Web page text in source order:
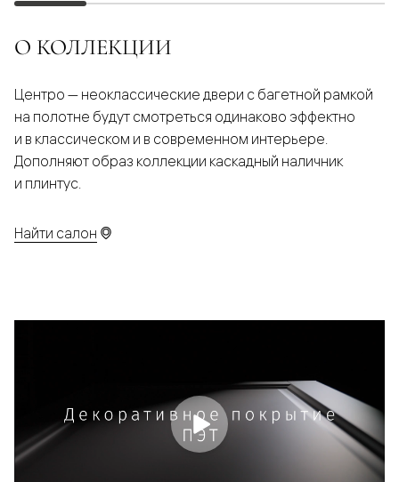
О КОЛЛЕКЦИИ
Центро — неоклассические двери с багетной рамкой
на полотне будут смотреться одинаково эффектно
и в классическом и в современном интерьере.
Дополняют образ коллекции каскадный наличник
и плинтус.
Найти салон